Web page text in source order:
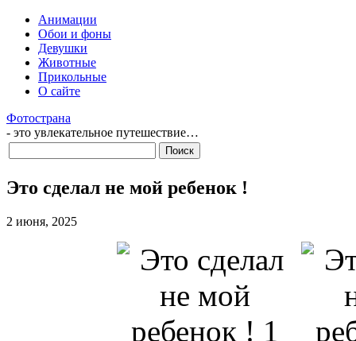
Анимации
Обои и фоны
Девушки
Животные
Прикольные
О сайте
Фотострана
- это увлекательное путешествие…
Это сделал не мой ребенок !
2 июня, 2025